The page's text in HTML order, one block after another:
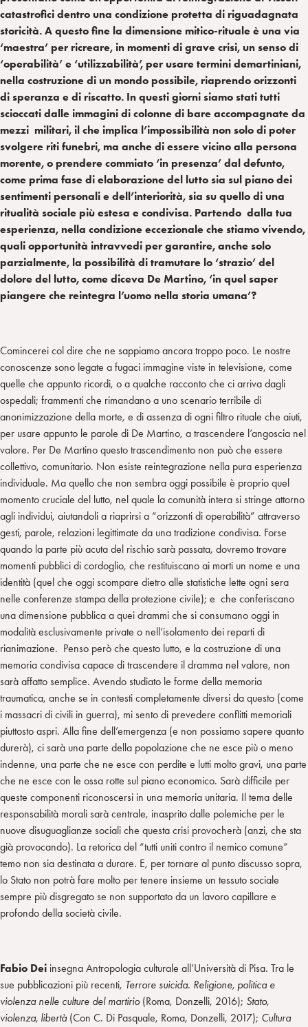
catastrofici dentro una condizione protetta di riguadagnata
storicità. A questo fine la dimensione mitico-rituale è una via
‘maestra’ per ricreare, in momenti di grave crisi, un senso di
‘operabilità’ e ‘utilizzabilità’, per usare termini demartiniani,
nella costruzione di un mondo possibile, riaprendo orizzonti
di speranza e di riscatto. In questi giorni siamo stati tutti
scioccati dalle immagini di colonne di bare accompagnate da
mezzi militari, il che implica l’impossibilità non solo di poter
svolgere riti funebri, ma anche di essere vicino alla persona
morente, o prendere commiato ‘in presenza’ dal defunto,
come prima fase di elaborazione del lutto sia sul piano dei
sentimenti personali e dell’interiorità, sia su quello di una
ritualità sociale più estesa e condivisa. Partendo dalla tua
esperienza, nella condizione eccezionale che stiamo vivendo,
quali opportunità intravvedi per garantire, anche solo
parzialmente, la possibilità di tramutare lo ‘strazio’ del
dolore del lutto, come diceva De Martino, ‘in quel saper
piangere che reintegra l’uomo nella storia umana’?
Comincerei col dire che ne sappiamo ancora troppo poco. Le nostre
conoscenze sono legate a fugaci immagine viste in televisione, come
quelle che appunto ricordi, o a qualche racconto che ci arriva dagli
ospedali; frammenti che rimandano a uno scenario terribile di
anonimizzazione della morte, e di assenza di ogni filtro rituale che aiuti,
per usare appunto le parole di De Martino, a trascendere l’angoscia nel
valore. Per De Martino questo trascendimento non può che essere
collettivo, comunitario. Non esiste reintegrazione nella pura esperienza
individuale. Ma quello che non sembra oggi possibile è proprio quel
momento cruciale del lutto, nel quale la comunità intera si stringe attorno
agli individui, aiutandoli a riaprirsi a “orizzonti di operabilità” attraverso
gesti, parole, relazioni legittimate da una tradizione condivisa. Forse
quando la parte più acuta del rischio sarà passata, dovremo trovare
momenti pubblici di cordoglio, che restituiscano ai morti un nome e una
identità (quel che oggi scompare dietro alle statistiche lette ogni sera
nelle conferenze stampa della protezione civile); e che conferiscano
una dimensione pubblica a quei drammi che si consumano oggi in
modalità esclusivamente private o nell’isolamento dei reparti di
rianimazione. Penso però che questo lutto, e la costruzione di una
memoria condivisa capace di trascendere il dramma nel valore, non
sarà affatto semplice. Avendo studiato le forme della memoria
traumatica, anche se in contesti completamente diversi da questo (come
i massacri di civili in guerra), mi sento di prevedere conflitti memoriali
piuttosto aspri. Alla fine dell’emergenza (e non possiamo sapere quanto
durerà), ci sarà una parte della popolazione che ne esce più o meno
indenne, una parte che ne esce con perdite e lutti molto gravi, una parte
che ne esce con le ossa rotte sul piano economico. Sarà difficile per
queste componenti riconoscersi in una memoria unitaria. Il tema delle
responsabilità morali sarà centrale, inasprito dalle polemiche per le
nuove disuguaglianze sociali che questa crisi provocherà (anzi, che sta
già provocando). La retorica del “tutti uniti contro il nemico comune”
temo non sia destinata a durare. E, per tornare al punto discusso sopra,
lo Stato non potrà fare molto per tenere insieme un tessuto sociale
sempre più disgregato se non supportato da un lavoro capillare e
profondo della società civile.
Fabio Dei insegna Antropologia culturale all’Università di Pisa. Tra le
sue pubblicazioni più recenti, Terrore suicida. Religione, politica e
violenza nelle culture del martirio(Roma, Donzelli, 2016); Stato,
violenza, libertà(Con C. Di Pasquale, Roma, Donzelli, 2017); Cultura